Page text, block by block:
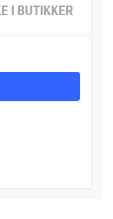
I BUTIKKER